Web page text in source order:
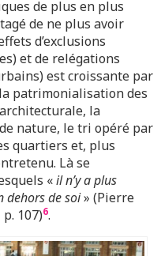
de plus en plus
de ne plus avoir
d’exclusions
et de relégations
est croissante par
patrimonialisation des
la
nature, le tri opéré par
quartiers et, plus
Là se
«il n’y a plus
dehors de soi» (Pierre
107)6.